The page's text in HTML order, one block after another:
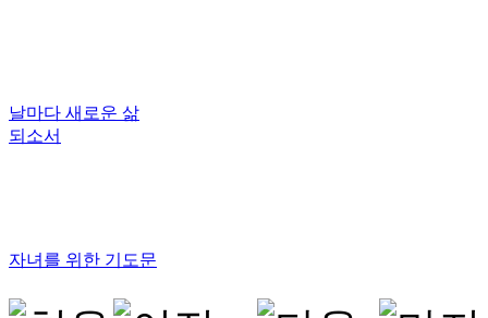
날마다 새로운 삶
되소서
자녀를 위한 기도문